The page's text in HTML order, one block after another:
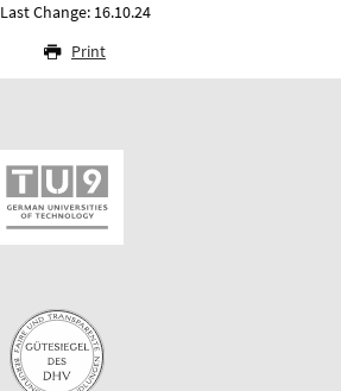
Last Change: 16.10.24
Print